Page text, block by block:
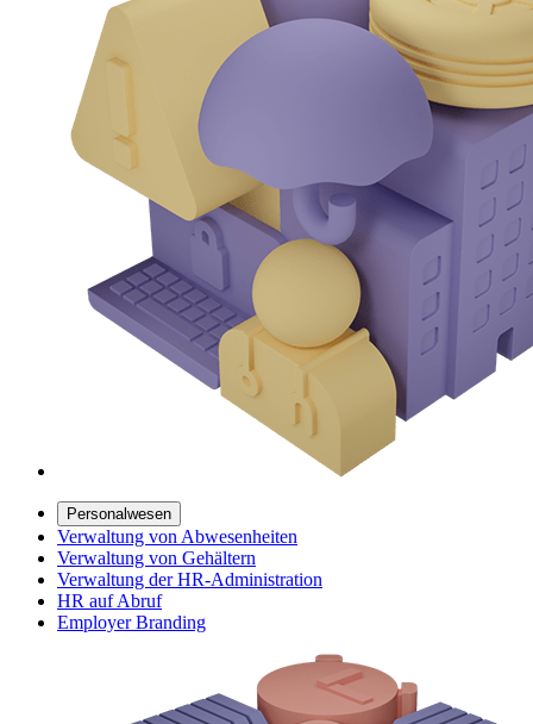
Personalwesen
Verwaltung von Abwesenheiten
Verwaltung von Gehältern
Verwaltung der HR-Administration
HR auf Abruf
Employer Branding